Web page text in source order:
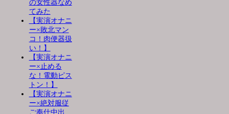
の女性器なめ
てみた
【実演オナニ
ー×敗北マン
コ！肉便器扱
い！】
【実演オナニ
ー×止める
な！電動ピス
トン！】
【実演オナニ
ー×絶対服従
ご奉仕中出